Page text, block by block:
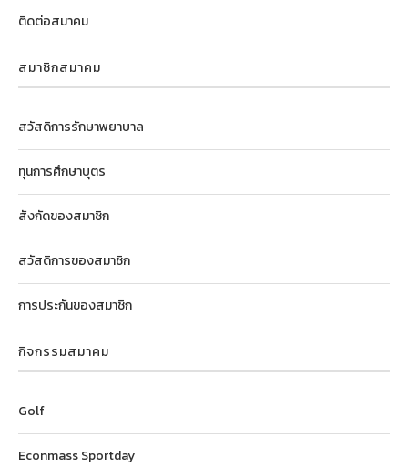
ติดต่อสมาคม
สมาชิกสมาคม
สวัสดิการรักษาพยาบาล
ทุนการศึกษาบุตร
สังกัดของสมาชิก
สวัสดิการของสมาชิก
การประกันของสมาชิก
กิจกรรมสมาคม
Golf
Econmass Sportday